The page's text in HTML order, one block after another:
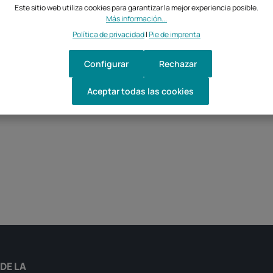
LA
Este sitio web utiliza cookies para garantizar la mejor experiencia posible.
Más información...
Política de privacidad|Pie de imprenta
Rechazar
Configurar
Aceptar todas las cookies